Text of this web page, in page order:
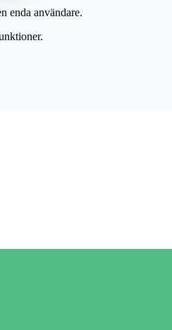
enda användare.